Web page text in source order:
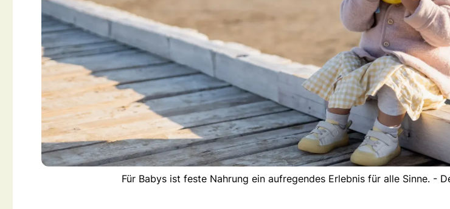
Für Babys ist feste Nahrung ein aufregendes Erlebnis für alle Sinne. -